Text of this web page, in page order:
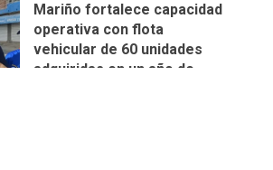
Mariño fortalece capacidad
operativa con flota
vehicular de 60 unidades
adquiridas en un año de